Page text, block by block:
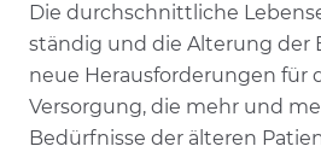
Die durchschnittliche
ständig und die Alterung der
neue Herausforderungen für
Versorgung, die mehr und
Bedürfnisse der älteren